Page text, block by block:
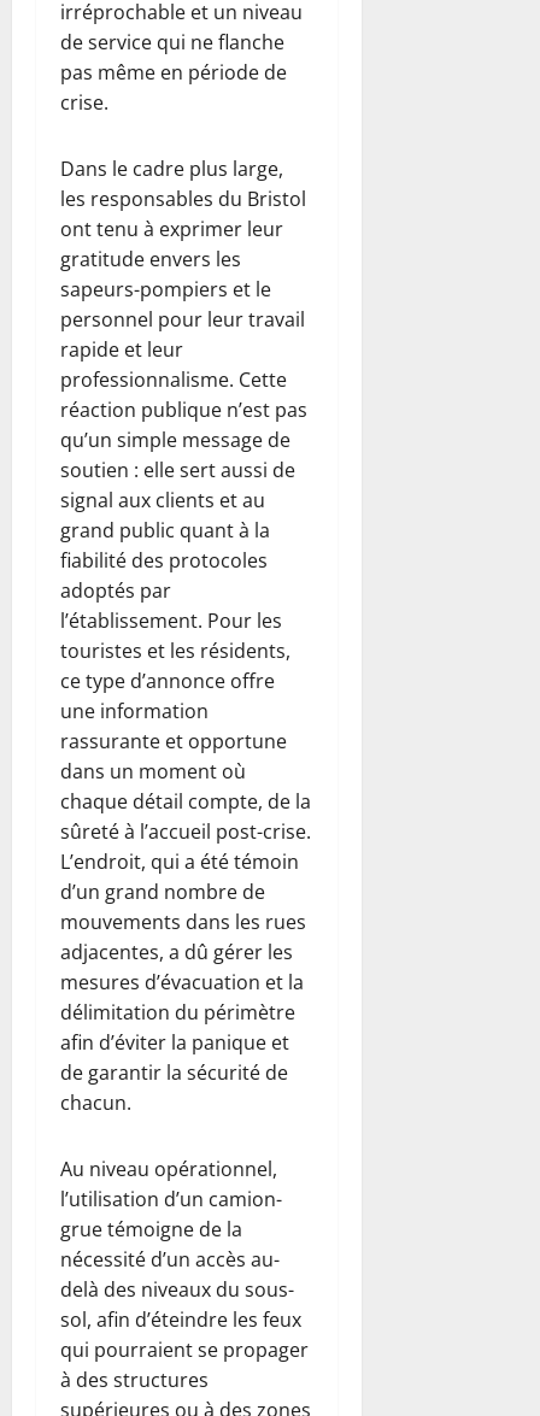
irréprochable et un niveau
de service qui ne flanche
pas même en période de
crise.
Dans le cadre plus large,
les responsables du Bristol
ont tenu à exprimer leur
gratitude envers les
sapeurs-pompiers et le
personnel pour leur travail
rapide et leur
professionnalisme. Cette
réaction publique n’est pas
qu’un simple message de
soutien : elle sert aussi de
signal aux clients et au
grand public quant à la
fiabilité des protocoles
adoptés par
l’établissement. Pour les
touristes et les résidents,
ce type d’annonce offre
une information
rassurante et opportune
dans un moment où
chaque détail compte, de la
sûreté à l’accueil post-crise.
L’endroit, qui a été témoin
d’un grand nombre de
mouvements dans les rues
adjacentes, a dû gérer les
mesures d’évacuation et la
délimitation du périmètre
afin d’éviter la panique et
de garantir la sécurité de
chacun.
Au niveau opérationnel,
l’utilisation d’un camion-
grue témoigne de la
nécessité d’un accès au-
delà des niveaux du sous-
sol, afin d’éteindre les feux
qui pourraient se propager
à des structures
supérieures ou à des zones